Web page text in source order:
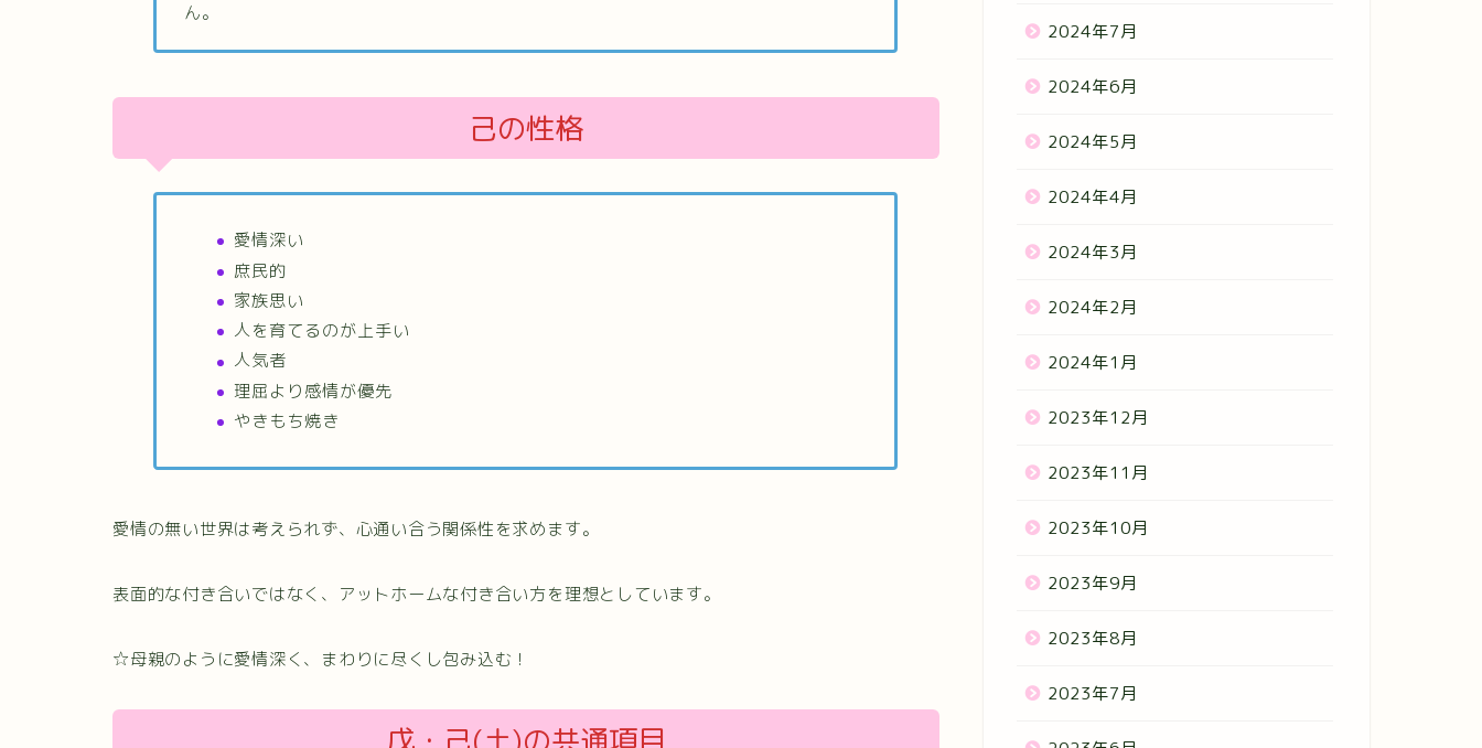
ん。
己の性格
愛情深い
庶民的
家族思い
人を育てるのが上手い
人気者
理屈より感情が優先
やきもち焼き
愛情の無い世界は考えられず、心通い合う関係性を求めます。
表面的な付き合いではなく、アットホームな付き合い方を理想としています。
☆母親のように愛情深く、まわりに尽くし包み込む！
2024年7月
2024年6月
2024年5月
2024年4月
2024年3月
2024年2月
2024年1月
2023年12月
2023年11月
2023年10月
2023年9月
2023年8月
2023年7月